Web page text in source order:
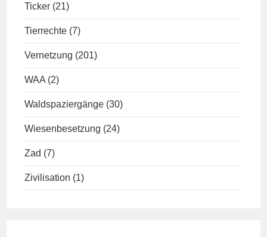
Ticker (21)
Tierrechte (7)
Vernetzung (201)
WAA (2)
Waldspaziergänge (30)
Wiesenbesetzung (24)
Zad (7)
Zivilisation (1)